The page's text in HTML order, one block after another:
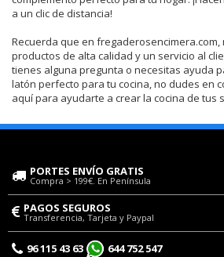
a un clic de distancia!
Recuerda que en
productos de alta calidad y un servicio al
tienes alguna pregunta o necesitas ayuda
latón perfecto para tu cocina, no dudes en
aquí para ayudarte a crear la cocina de tus
PORTES ENVÍO GRATIS
Compra > 199€. En Península
PAGOS SEGUROS
Transferencia, Tarjeta y Paypal
96 115 43 63 644 752 547